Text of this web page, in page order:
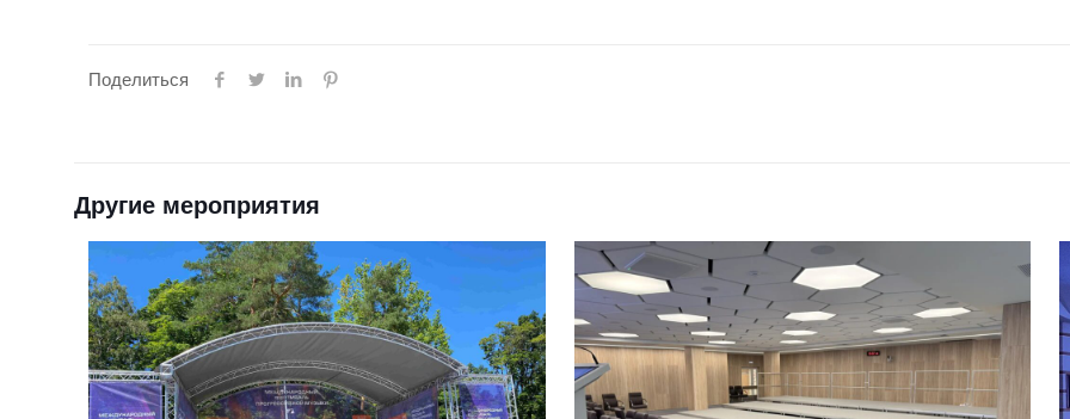
Поделиться
Другие мероприятия